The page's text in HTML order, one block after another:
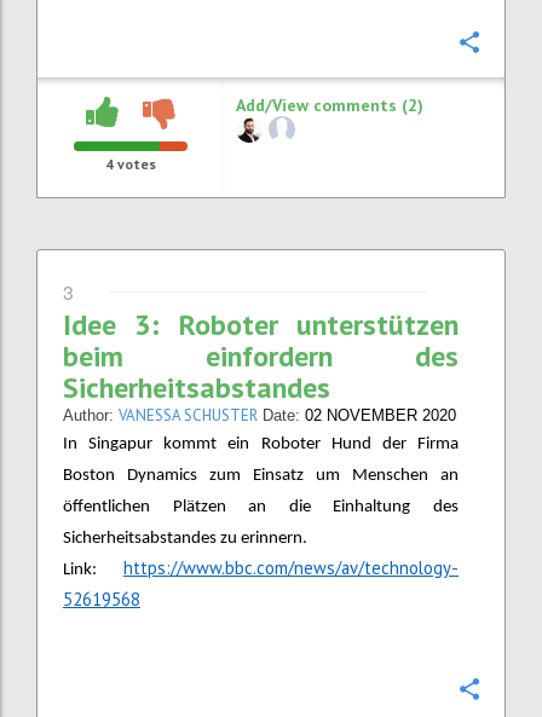
4 votes
Add/View comments (2)
3
Idee 3: Roboter unterstützen
beim einfordern des
Sicherheitsabstandes
Author: VANESSA SCHUSTER Date: 02 NOVEMBER 2020
In Singapur kommt ein Roboter Hund der Firma
Boston Dynamics zum Einsatz um Menschen an
öffentlichen Plätzen an die Einhaltung des
Sicherheitsabstandes zu erinnern.
Link: https://www.bbc.com/news/av/technology-
52619568